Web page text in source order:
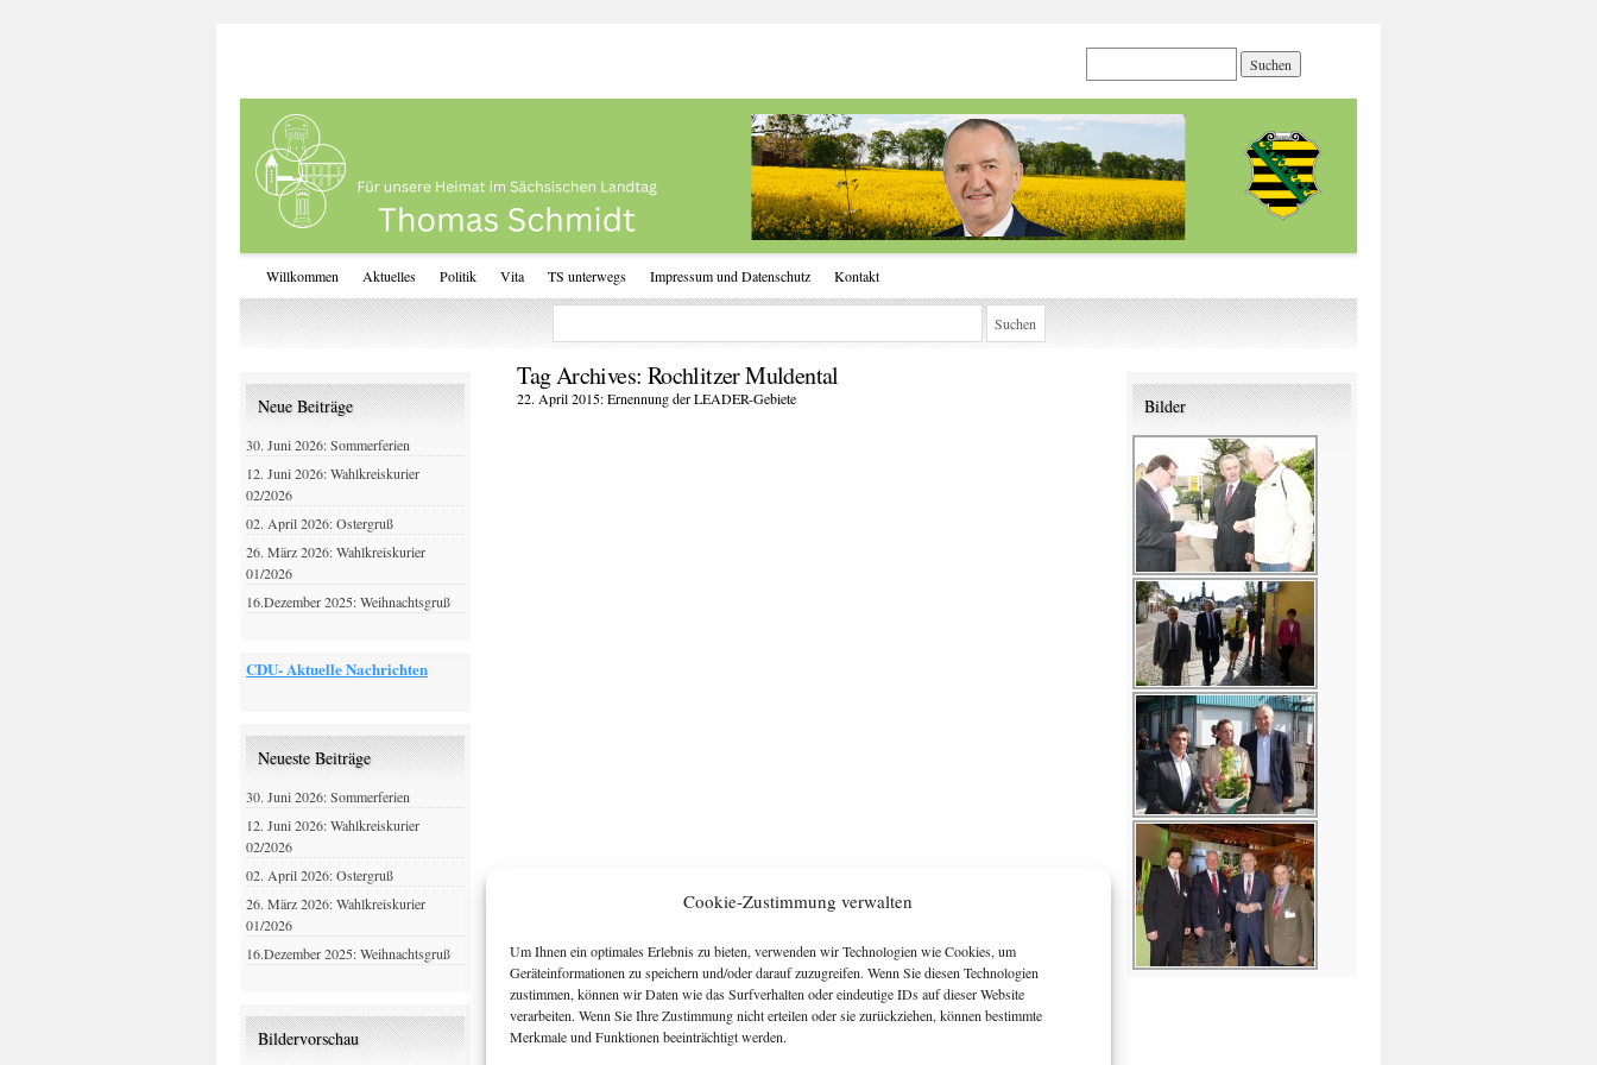
Cookie-Zustimmung verwalten
Um Ihnen ein optimales Erlebnis zu bieten, verwenden wir Technologien wie Cookies, um
Geräteinformationen zu speichern und/oder darauf zuzugreifen. Wenn Sie diesen Technologien
zustimmen, können wir Daten wie das Surfverhalten oder eindeutige IDs auf dieser Website
verarbeiten. Wenn Sie Ihre Zustimmung nicht erteilen oder sie zurückziehen, können bestimmte
Merkmale und Funktionen beeinträchtigt werden.
Willkommen Aktuelles Politik Vita TS unterwegs Impressum und Datenschutz Kontakt
Tag Archives: Rochlitzer Muldental
22. April 2015: Ernennung der LEADER-Gebiete
Neue Beiträge
30. Juni 2026: Sommerferien
12. Juni 2026: Wahlkreiskurier
02/2026
02. April 2026: Ostergruß
26. März 2026: Wahlkreiskurier
01/2026
16.Dezember 2025: Weihnachtsgruß
CDU- Aktuelle Nachrichten
Neueste Beiträge
30. Juni 2026: Sommerferien
12. Juni 2026: Wahlkreiskurier
02/2026
02. April 2026: Ostergruß
26. März 2026: Wahlkreiskurier
01/2026
16.Dezember 2025: Weihnachtsgruß
Bildervorschau
Bilder